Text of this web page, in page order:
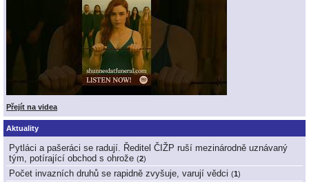
Přejít na videa
Aktuality
Pytláci a pašeráci se radují. Ředitel ČIŽP ruší mezinárodně uznávaný
tým, potírající obchod s ohrože (2)
Počet invazních druhů se rapidně zvyšuje, varují vědci (1 )